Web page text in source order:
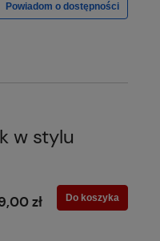
Powiadom o dostępności
w stylu
zł Do koszyka